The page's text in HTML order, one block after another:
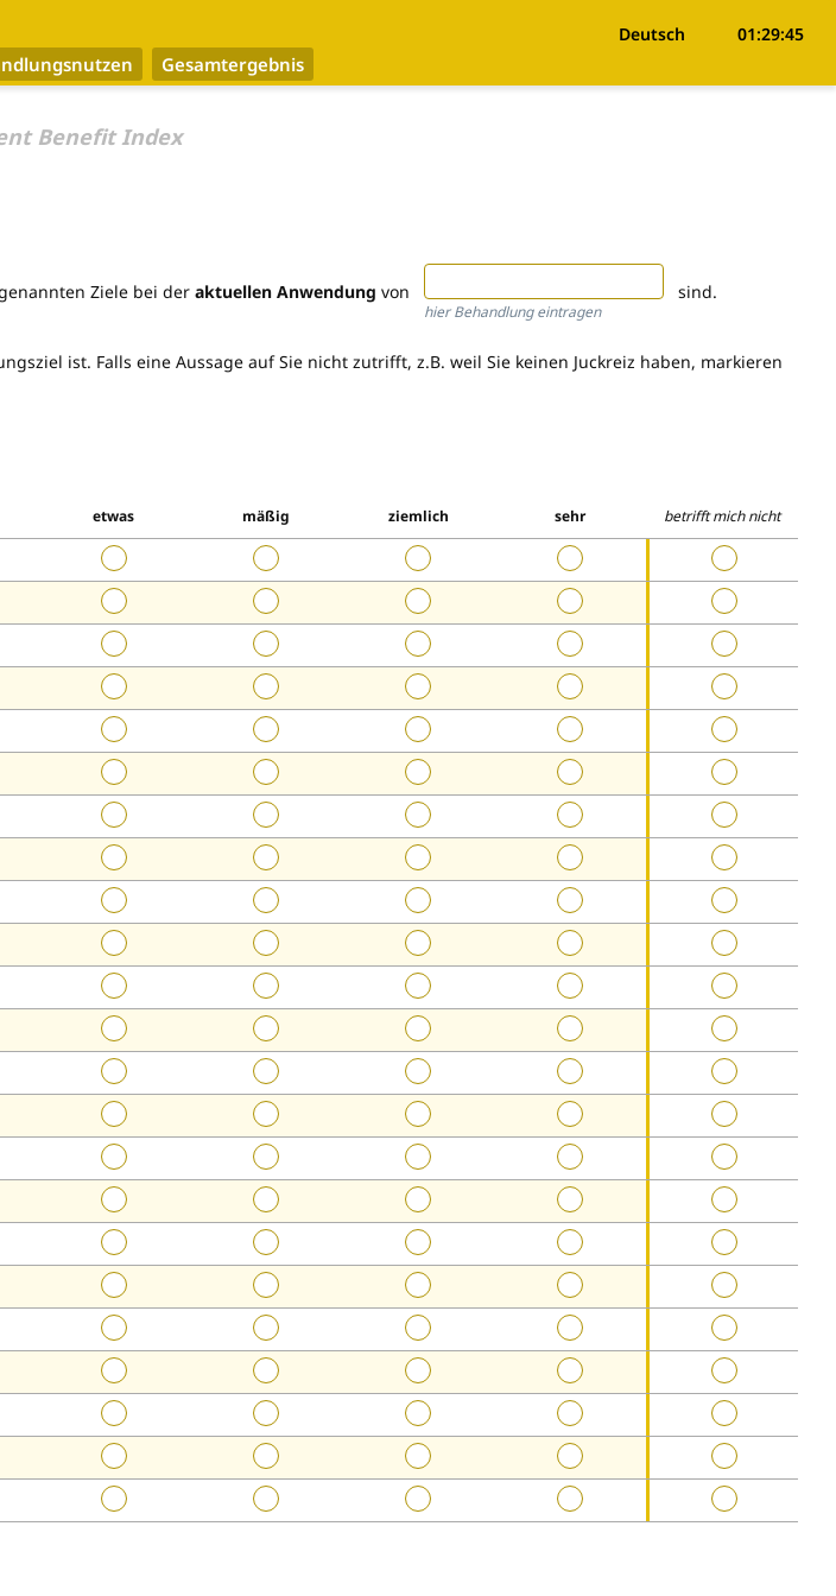
Deutsch 01:29:45
Gesamtergebnis
Benefit Index
Ziele bei der aktuellen Anwendung von
hier Behandlung eintragen
sind.
ist. Falls eine Aussage auf Sie nicht zutrifft, z.B. weil Sie keinen Juckreiz haben, markieren
etwas mäßig ziemlich sehr betrifft mich nicht